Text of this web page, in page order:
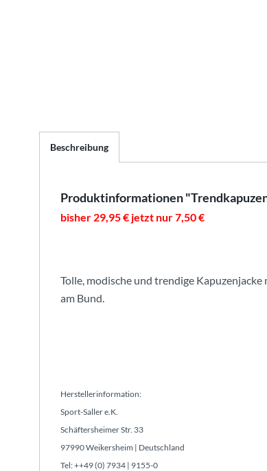
Beschreibung
Produktinformationen
bisher 29,95 € jetzt nur 7,50 €
Tolle, modische und trendige
am Bund.
Herstellerinformation:
Sport-Saller e.K.
Schäftersheimer Str. 33
97990 Weikersheim | Deutschland
Tel: ++49 (0) 7934 | 9155-0